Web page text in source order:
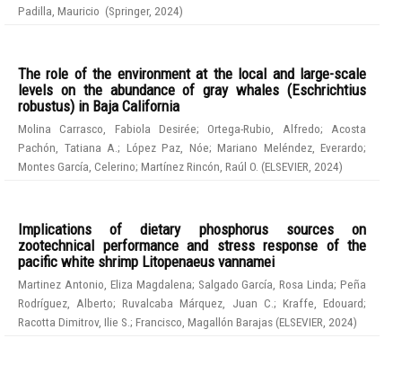
Padilla, Mauricio (Springer, 2024)
The role of the environment at the local and large-scale
levels on the abundance of gray whales (Eschrichtius
robustus) in Baja California
Molina Carrasco, Fabiola Desirée;Ortega-Rubio, Alfredo; Acosta
Pachón, Tatiana A. ; López Paz, Nóe; Mariano Meléndez, Everardo;
Montes García, Celerino; Martínez Rincón, Raúl O. (ELSEVIER 2024)
Implications of dietary phosphorus sources on
zootechnical performance and stress response of the
pacific white shrimp Litopenaeus vannamei
Martinez Antonio, Eliza Magdalena; Salgado García, Rosa Linda; Peña
Rodríguez, Alberto;Ruvalcaba Márquez, Juan C. ; Kraffe, Edouard;
Racotta Dimitrov, Ilie S. ; Francisco, Magallón Barajas (ELSEVIER 2024)